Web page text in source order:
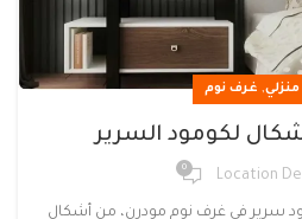
منزلي, غرف نوم
Location
0
سرير في غرف نوم مودرن، من أشكال